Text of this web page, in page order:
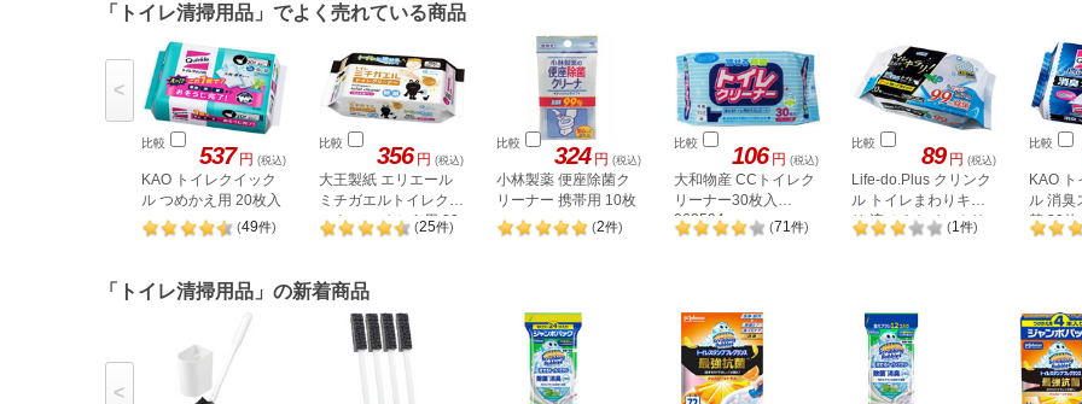
「トイレ清掃用品」でよく売れている商品
比較 537 円 (税込)
KAO トイレクイック
ル つめかえ用 20枚入
(49件)
比較 356 円 (税込)
大王製紙 エリエール
ミチガエルトイレクリ
ーナー つめかえ用 20
枚
(25件)
比較 324 円 (税込)
小林製薬 便座除菌ク
リーナー 携帯用 10枚
(2件)
比較 106 円 (税込)
大和物産 CCトイレク
リーナー30枚入
063594
(71 件)
比較 89 円 (税込)
Life-do.Plus クリンク
ル トイレまわりキラ
リ 流せるトイレクリ
ーナー30枚
(1 件)
比較
KAO ト
ル 消臭
替 20枚
<
「トイレ清掃用品」の新着商品
<